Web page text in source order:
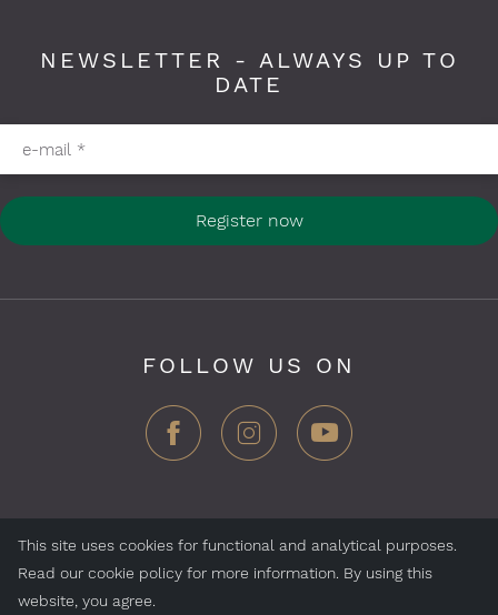
NEWSLETTER - ALWAYS UP TO
DATE
Please fill in required fields
e-mail *
Register now
FOLLOW US ON
ZEGG Hotels & Store AG, Samnaun village, CH-7563
This site uses cookies for functional and analytical purposes.
Read our cookie policy for more information. By using this
website, you agree.